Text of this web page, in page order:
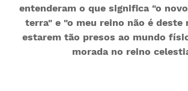
entenderam o que significa "o
terra" e "o meu reino não é deste
estarem tão presos ao mundo
morada no reino